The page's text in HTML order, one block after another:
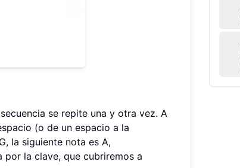
se repite una y otra vez. A
(o de un espacio a la
la siguiente nota es A,
la clave, que cubriremos a